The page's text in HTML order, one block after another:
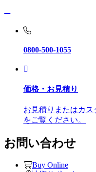
0800-500-1055
価格・お見積り
お見積りまたはカ
をご覧ください。
お問い合わせ
Buy Online